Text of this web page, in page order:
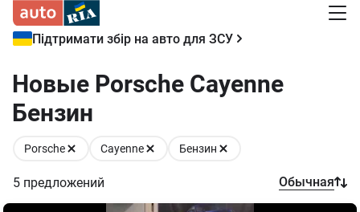
Підтримати збір на авто для ЗСУ
Новые Porsche Cayenne
Бензин
Porsche Cayenne Бензин
5 предложений Обычная